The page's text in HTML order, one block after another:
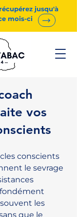
jusqu'à
mois-ci
vos
conscients
le sevrage
les
que le